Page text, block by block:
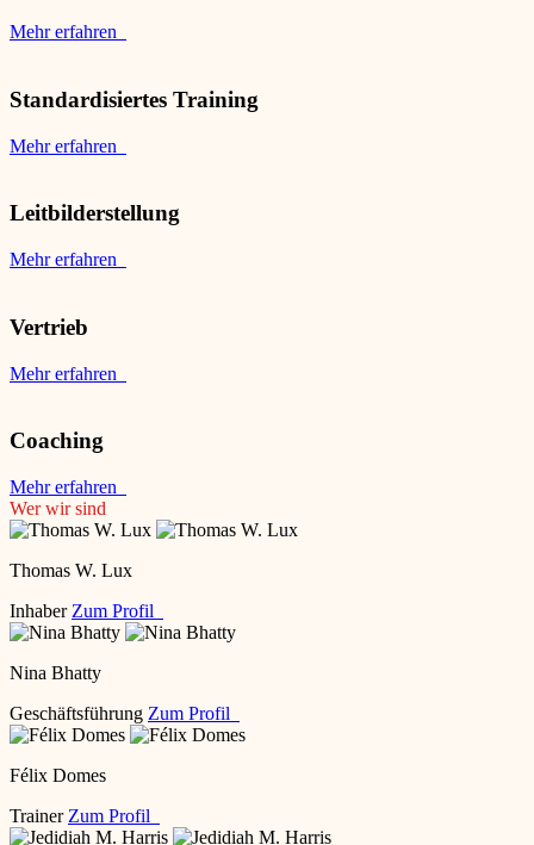
Mehr erfahren
Standardisiertes Training
Mehr erfahren
Leitbilderstellung
Mehr erfahren
Vertrieb
Mehr erfahren
Coaching
Mehr erfahren
Wer wir sind
Thomas W. Lux
Inhaber Zum Profil
Nina Bhatty
Geschäftsführung Zum Profil
Félix Domes
Trainer Zum Profil